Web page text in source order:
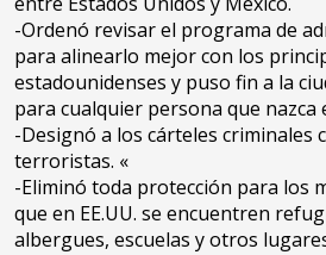
-Ordenó revisar el programa de
para alinearlo mejor con los
estadounidenses y puso fin a la
para cualquier persona que nazca
-Designó a los cárteles criminales
terroristas. «
-Eliminó toda protección para los
que en EE.UU. se encuentren
albergues, escuelas y otros